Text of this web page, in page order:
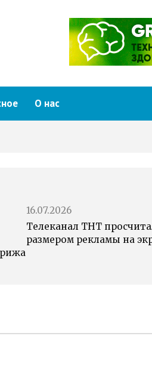
О нас
16.07.2026
Телеканал ТНТ
размером рекламы на